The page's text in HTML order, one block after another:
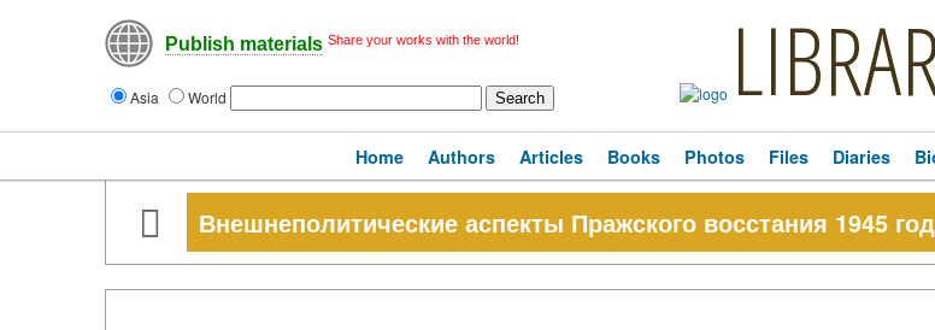
Publish materials Share your works with the world!
Asia World
Home Authors Articles Books Photos Files Diaries
Внешнеполитические аспекты Пражского восстания 1945